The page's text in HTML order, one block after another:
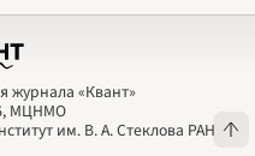
«Квант»
МЦНМО
им. В. А. Стеклова РАН
журнала «Квант»
МЦНМО
им. В. А. Стеклова РАН